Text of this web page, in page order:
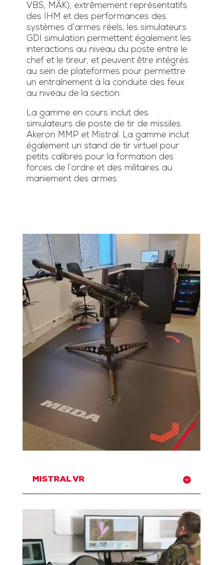
VBS, MÄK), extrêmement représentatifs
des IHM et des performances des
systèmes d’armes réels, les simulateurs
GDI simulation permettent également les
interactions au niveau du poste entre le
chef et le tireur, et peuvent être intégrés
au sein de plateformes pour permettre
un entraînement à la conduite des feux
au niveau de la section.
La gamme en cours inclut des
simulateurs de poste de tir de missiles
Akeron MMP et Mistral. La gamme inclut
également un stand de tir virtuel pour
petits calibres pour la formation des
forces de l’ordre et des militaires au
maniement des armes
MISTRAL VR